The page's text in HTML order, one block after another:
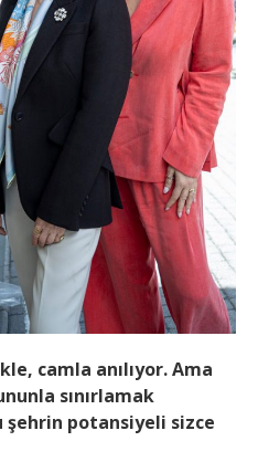
camla anılıyor. Ama
sınırlamak
şehrin potansiyeli sizce